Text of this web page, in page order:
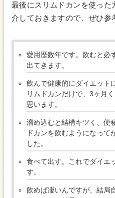
最後にスリムドカンを使った
介しておきますので、ぜひ参
愛用歴数年です。飲むと必
出てきます。
飲んで健康的にダイエット
リムドカンだけで、3ヶ月
思います。
溜め込むと結構キツく、便
ドカンを飲むようになって
した。
食べて出す。これでダイエ
す。
飲めば凄いんですが、結局